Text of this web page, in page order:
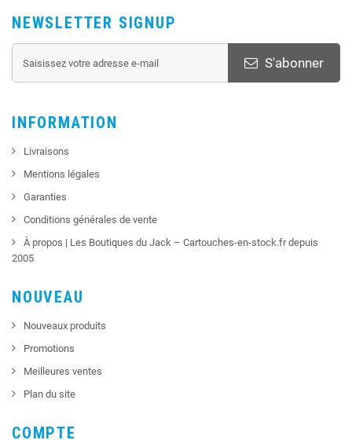
NEWSLETTER SIGNUP
S'abonner
INFORMATION
Livraisons
Mentions légales
Garanties
Conditions générales de vente
À propos | Les Boutiques du Jack – Cartouches-en-stock.fr depuis
2005
NOUVEAU
Nouveaux produits
Promotions
Meilleures ventes
Plan du site
COMPTE